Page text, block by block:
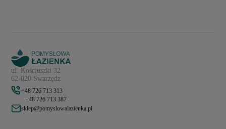
ul. Kościuszki 32
62-020 Swarzędz
+48 726 713 313
+48 726 713 387
sklep@pomyslowalazienka.pl